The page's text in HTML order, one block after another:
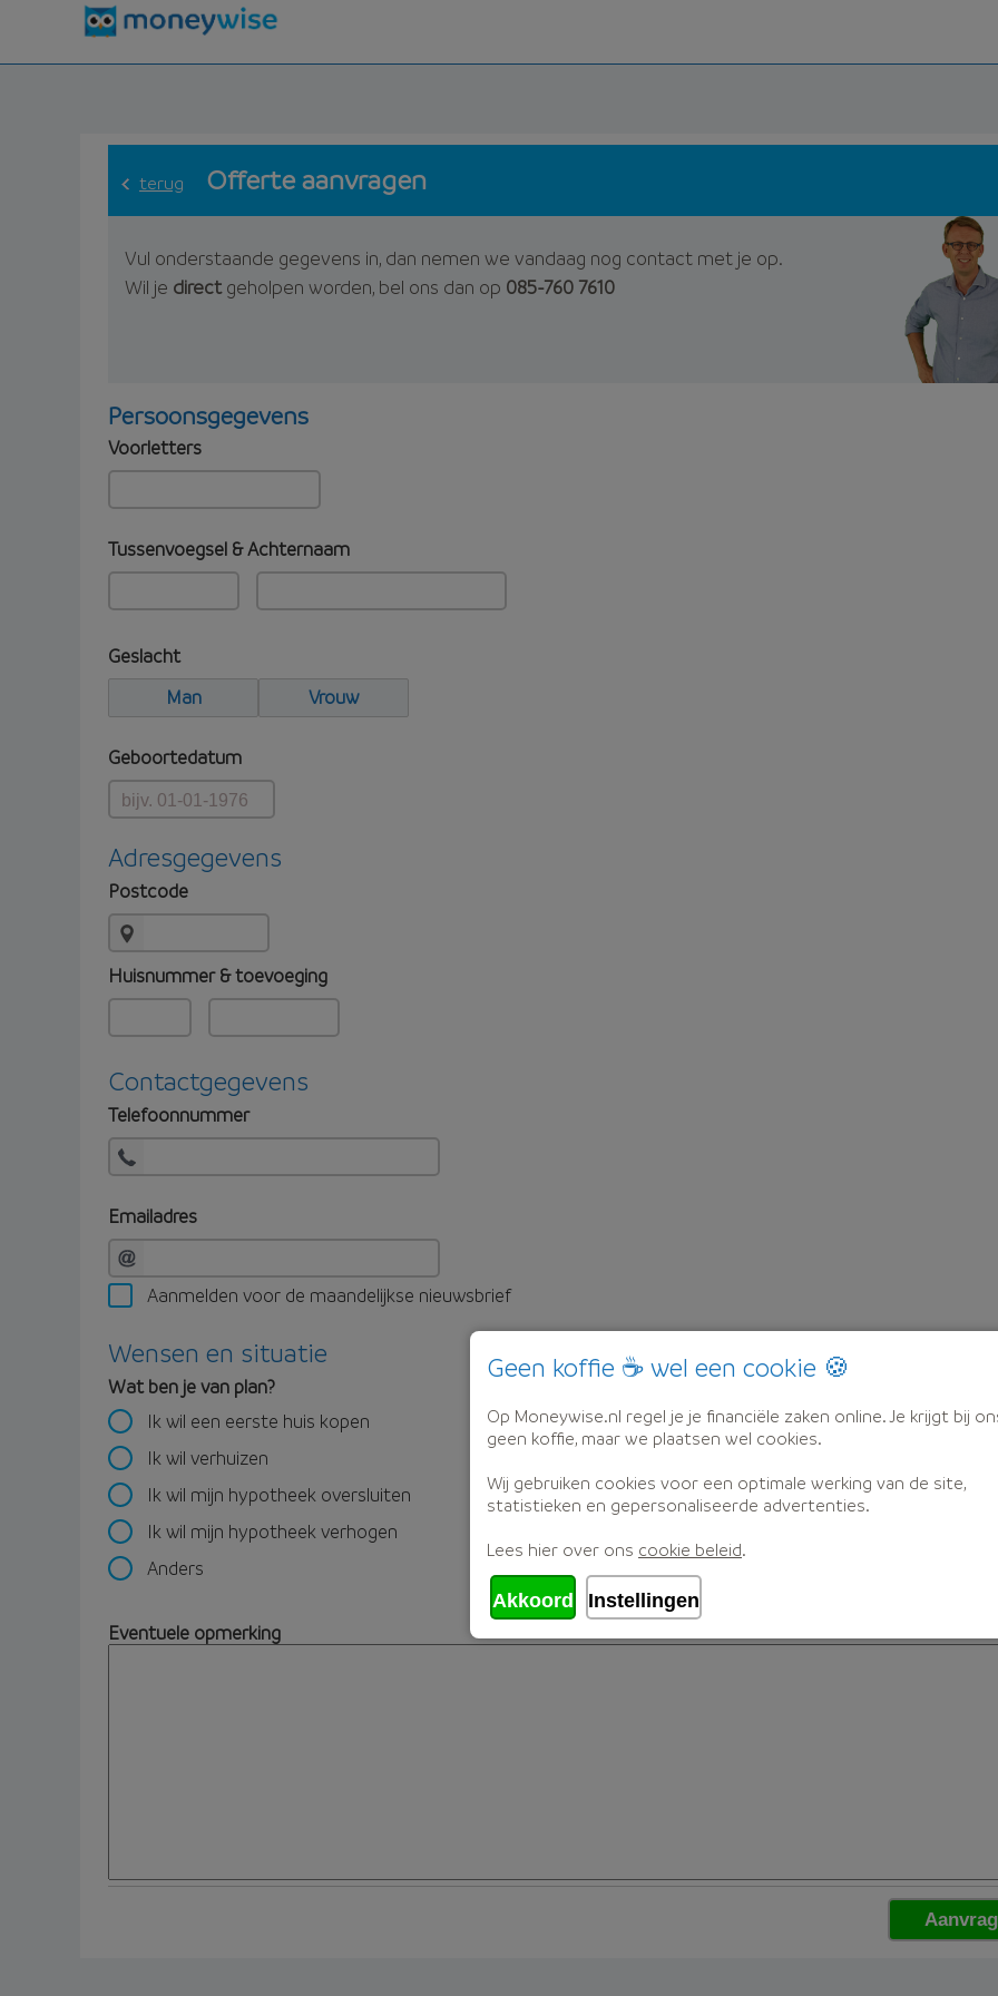
terug Offerte aanvragen
Vul onderstaande gegevens in, dan nemen we vandaag nog contact met je op.
Wil je directgeholpen worden, bel ons dan op 085-760 7610
Persoonsgegevens
Voorletters
Tussenvoegsel & Achternaam
Geslacht
Man
Vrouw
Geboortedatum
Adresgegevens
Postcode
Huisnummer & toevoeging
Contactgegevens
Telefoonnummer
Emailadres
Aanmelden voor de maandelijkse nieuwsbrief
Wensen en situatie
Wat ben je van plan?
Ik wil een eerste huis kopen
Ik wil verhuizen
Ik wil mijn hypotheek oversluiten
Ik wil mijn hypotheek verhogen
Anders
Eventuele opmerking
Geen koffie ☕ wel een cookie 🍪
Op Moneywise.nl regel je je financiële zaken online. Je krijgt bij
geen koffie, maar we plaatsen wel cookies.
Wij gebruiken cookies voor een optimale werking van de site,
statistieken en gepersonaliseerde advertenties.
Lees hier over ons cookie beleid.
Akkoord Instellingen